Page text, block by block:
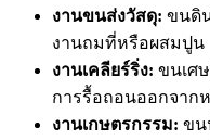
งานขนส่งวัสดุ: ขนดิ
งานถมที่หรือผสมปูน
งานเคลียร์ริ่ง: ขนเศ
การรื้อถอนออกจาก
งานเกษตรกรรม: ขน